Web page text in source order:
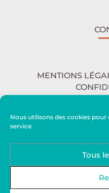
Nous utilisons des cookies
service.
Tous
MENTIONS